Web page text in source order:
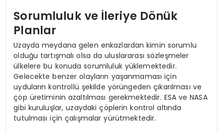
Sorumluluk ve İleriye Dönük
Planlar
Uzayda meydana gelen enkazlardan kimin sorumlu
olduğu tartışmalı olsa da uluslararası sözleşmeler
ülkelere bu konuda sorumluluk yüklemektedir.
Gelecekte benzer olayların yaşanmaması için
uyduların kontrollü şekilde yörüngeden çıkarılması ve
çöp üretiminin azaltılması gerekmektedir. ESA ve NASA
gibi kuruluşlar, uzaydaki çöplerin kontrol altında
tutulması için çalışmalar yürütmektedir.